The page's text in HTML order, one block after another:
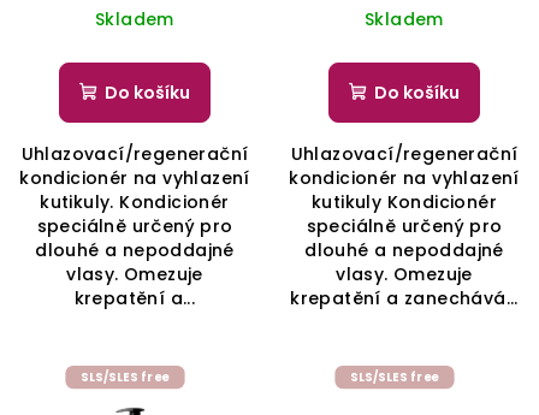
cena:Skladem
Do košíku
Uhlazovací/regenerační
kondicionér na vyhlazení
kutikuly. Kondicionér
speciálně určený pro
dlouhé a nepoddajné
vlasy. Omezuje
krepatění a...
cena:Skladem
Do košíku
Uhlazovací/regenerační
kondicionér na vyhlazení
kutikuly Kondicionér
speciálně určený pro
dlouhé a nepoddajné
vlasy. Omezuje
krepatění a zanechává...
SLS/SLES free SLS/SLES free